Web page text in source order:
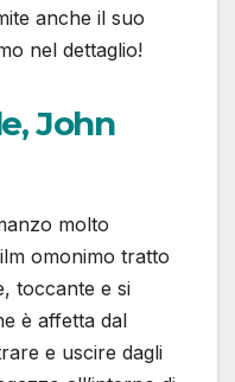
anche il suo
nel dettaglio!
John
molto
omonimo tratto
toccante e si
è affetta dal
e uscire dagli